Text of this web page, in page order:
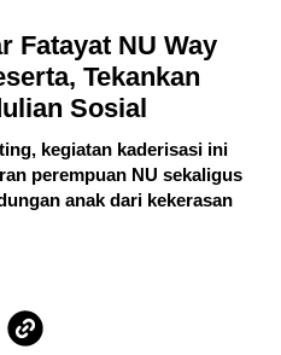
Fatayat NU Way
Tekankan
Sosial
kegiatan kaderisasi ini
perempuan NU sekaligus
anak dari kekerasan